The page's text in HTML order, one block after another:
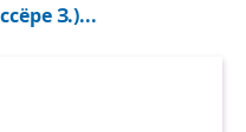
З.)...